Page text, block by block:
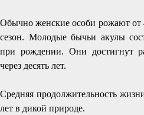
Обычно женские особи рожают от
сезон. Молодые бычьи акулы
при рождении. Они достигнут
через десять лет.
Средняя продолжительность
лет в дикой природе.